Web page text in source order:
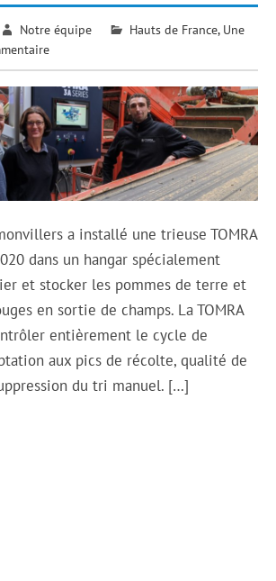
Notre équipe Hauts de France, Une
a installé une trieuse TOMRA
dans un hangar spécialement
et stocker les pommes de terre et
en sortie de champs. La TOMRA
entièrement le cycle de
aux pics de récolte, qualité de
du tri manuel. […]